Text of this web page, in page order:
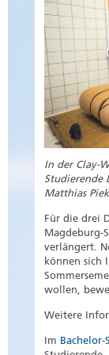
In der Clay-
Studierende
Matthias
Für die drei
Magdeburg-
verlängert.
können sich
wollen,
Weitere
Im